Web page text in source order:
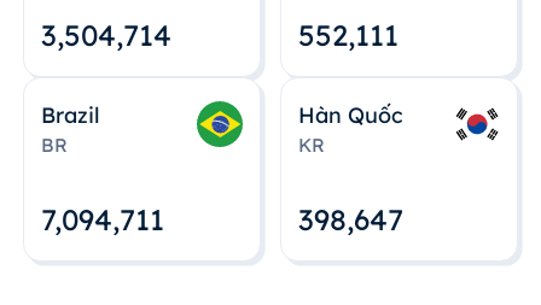
3,504,715 552,112
Brazil
BR
7,094,712
Hàn Quốc
KR
398,648